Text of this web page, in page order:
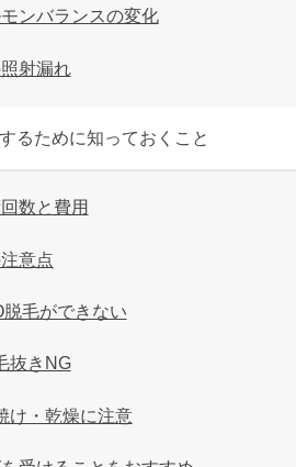
ンバランスの変化
射漏れ
るために知っておくこと
数と費用
意点
毛ができない
抜きNG
け・乾燥に注意